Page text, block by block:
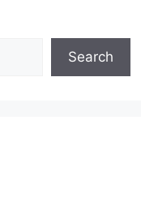
Search